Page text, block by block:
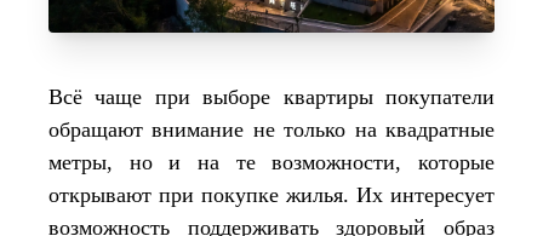
Всё чаще при выборе квартиры покупатели
обращают внимание не только на квадратные
метры, но и на те возможности, которые
открывают при покупке жилья. Их интересует
возможность поддерживать здоровый образ